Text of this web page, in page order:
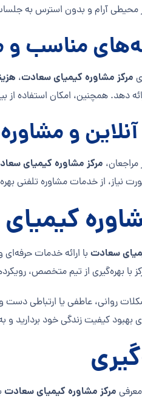
آرام و بدون استرس به
مناسب و
مرکز مشاوره کیمیای سعادت،
دهد. همچنین، امکان استفاده
آنلاین و
مراجعان، مرکز مشاوره کیمیای
نیاز، از خدمات مشاوره تلفنی
سعادت با ارائه خدمات
با بهره‌گیری از تیم متخصص،
روانی، عاطفی یا ارتباطی دست
بهبود کیفیت زندگی خود بردارید
مرکز مشاوره کیمیای سعادت